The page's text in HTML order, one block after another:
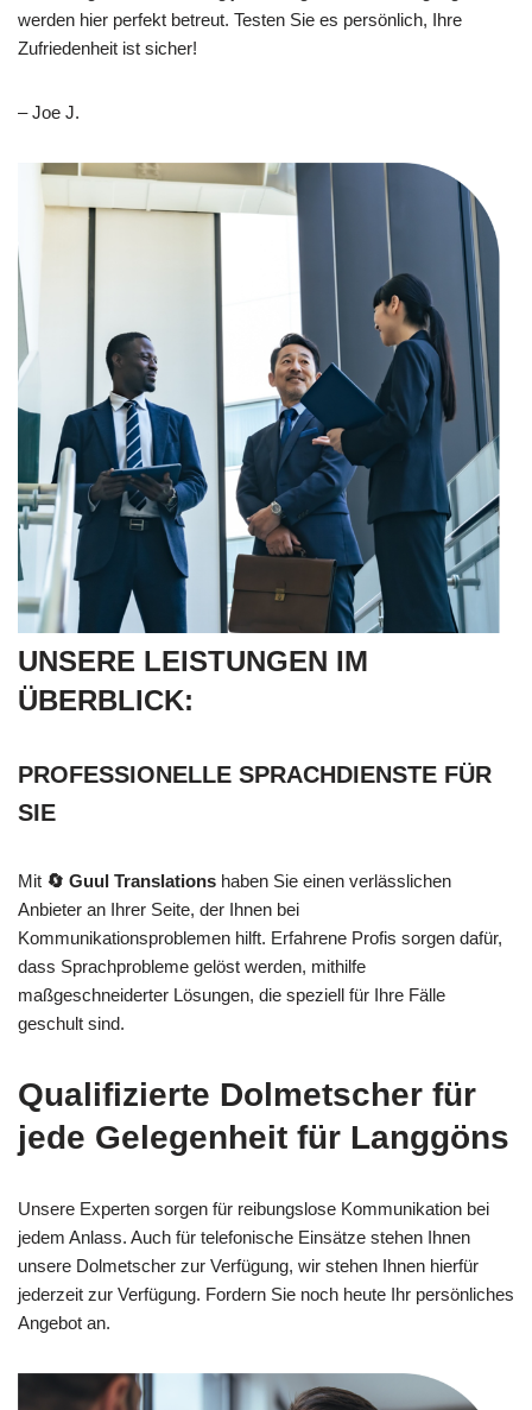
werden hier perfekt betreut. Testen Sie es persönlich, Ihre
Zufriedenheit ist sicher!
– Joe J.
UNSERE LEISTUNGEN IM
ÜBERBLICK:
PROFESSIONELLE SPRACHDIENSTE FÜR
SIE
Mit 🔄 Guul Translations haben Sie einen verlässlichen
Anbieter an Ihrer Seite, der Ihnen bei
Kommunikationsproblemen hilft. Erfahrene Profis sorgen dafür,
dass Sprachprobleme gelöst werden, mithilfe
maßgeschneiderter Lösungen, die speziell für Ihre Fälle
geschult sind.
Qualifizierte Dolmetscher für
jede Gelegenheit für Langgöns
Unsere Experten sorgen für reibungslose Kommunikation bei
jedem Anlass. Auch für telefonische Einsätze stehen Ihnen
unsere Dolmetscher zur Verfügung, wir stehen Ihnen hierfür
jederzeit zur Verfügung. Fordern Sie noch heute Ihr persönliches
Angebot an.